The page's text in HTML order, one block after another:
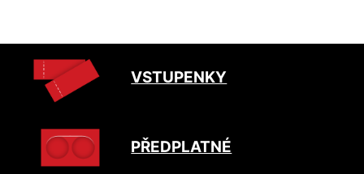
VSTUPENKY
PŘEDPLATNÉ